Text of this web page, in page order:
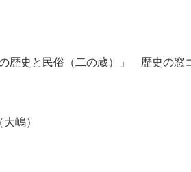
歴史と民俗（二の蔵）」 歴史の窓
大嶋）